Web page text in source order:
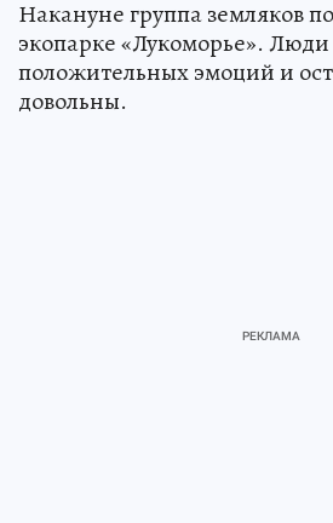
Накануне группа земляков
экопарке «Лукоморье».
положительных эмоций и
довольны.